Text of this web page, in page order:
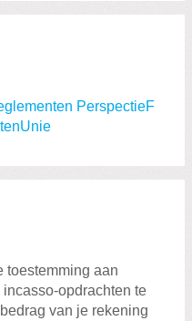
PerspectieF
toestemming aan
opdrachten te
van je rekening